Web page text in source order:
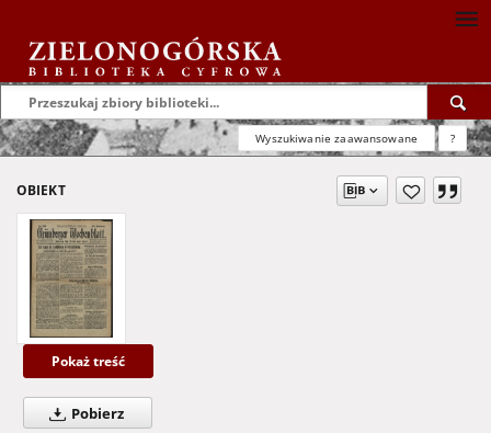
Wyszukiwanie zaawansowane ?
OBIEKT
Pokaż treść
Pobierz